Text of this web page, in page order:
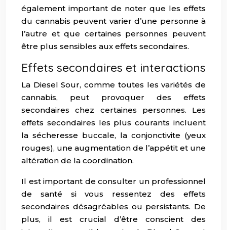
également important de noter que les effets
du cannabis peuvent varier d’une personne à
l’autre et que certaines personnes peuvent
être plus sensibles aux effets secondaires.
Effets secondaires et interactions
La Diesel Sour, comme toutes les variétés de
cannabis, peut provoquer des effets
secondaires chez certaines personnes. Les
effets secondaires les plus courants incluent
la sécheresse buccale, la conjonctivite (yeux
rouges), une augmentation de l’appétit et une
altération de la coordination.
Il est important de consulter un professionnel
de santé si vous ressentez des effets
secondaires désagréables ou persistants. De
plus, il est crucial d’être conscient des